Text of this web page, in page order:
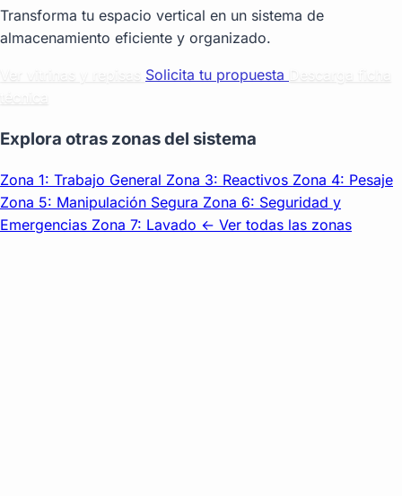
Transforma tu espacio vertical en un sistema de
almacenamiento eficiente y organizado.
Solicita tu propuesta
Explora otras zonas del sistema
Zona 1: Trabajo General Zona 3: Reactivos Zona 4: Pesaje
Zona 5: Manipulación Segura Zona 6: Seguridad y
Emergencias Zona 7: Lavado ← Ver todas las zonas